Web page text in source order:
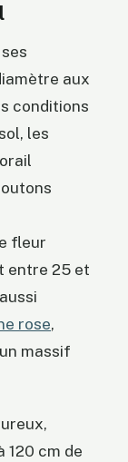
aux
conditions
les
fleur
entre 25 et
rose,
massif
cm de